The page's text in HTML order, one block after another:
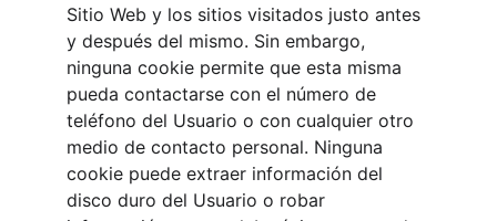
Sitio Web y los sitios visitados justo antes
y después del mismo. Sin embargo,
ninguna cookie permite que esta misma
pueda contactarse con el número de
teléfono del Usuario o con cualquier otro
medio de contacto personal. Ninguna
cookie puede extraer información del
disco duro del Usuario o robar